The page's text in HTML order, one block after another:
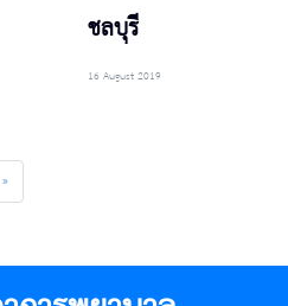
ชลบุรี
16 August 2019
»